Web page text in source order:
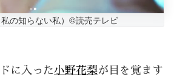
の知らない私）©読売テレビ
に入った小野花梨が目を覚ます